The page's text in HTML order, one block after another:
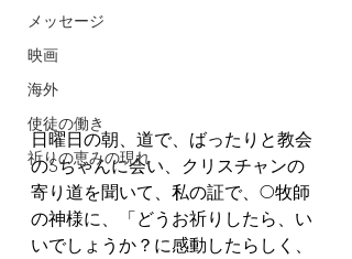
メッセージ
映画
海外
使徒の働き
祈りの恵みの現れ
日曜日の朝、道で、ばったりと教会
のSちゃんに会い、クリスチャンの
寄り道を聞いて、私の証で、O牧師
の神様に、「どうお祈りしたら、い
いでしょうか？に感動したらしく、